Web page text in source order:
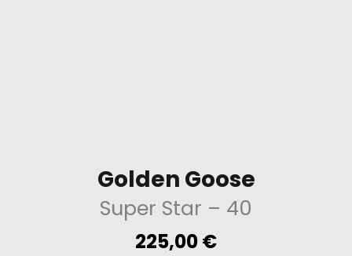
Golden Goose
Super Star – 40
225,00€